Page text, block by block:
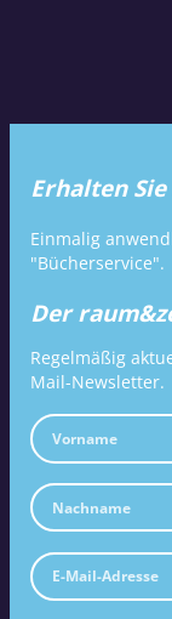
Erhalten
Einmalig
"Bücherservice".
Der
Regelmäßig
Mail-Newsletter.